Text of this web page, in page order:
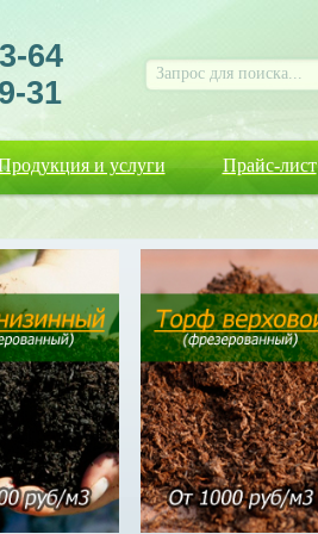
64
31
и услуги Прайс-лист